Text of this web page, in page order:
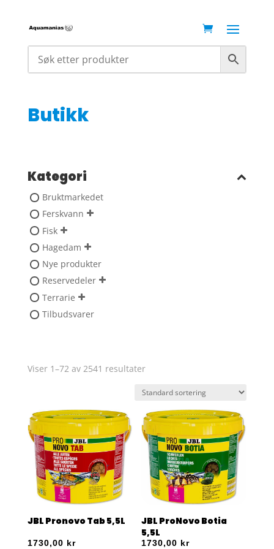
Butikk
Kategori
Bruktmarkedet
Ferskvann
Fisk
Hagedam
Nye produkter
Reservedeler
Terrarie
Tilbudsvarer
Viser 1–72 av 2541 resultater
JBL Pronovo Tab 5,5L
1730,00 kr
JBL ProNovo Botia
5,5L
1730,00 kr